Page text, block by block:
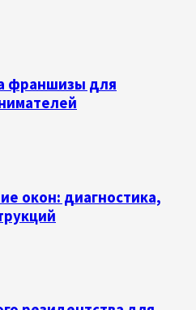
франшизы для
окон: диагностика,